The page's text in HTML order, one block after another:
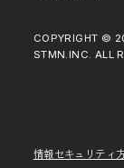
COPYRIGHT ©
STMN.INC. ALL
情報セキュリティ